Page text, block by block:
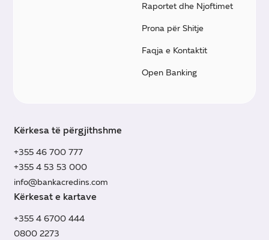
Raportet dhe Njoftimet
Prona për Shitje
Faqja e Kontaktit
Open Banking
Kërkesa të përgjithshme
+355 46 700 777
+355 4 53 53 000
info@bankacredins.com
Kërkesat e kartave
+355 4 6700 444
0800 2273